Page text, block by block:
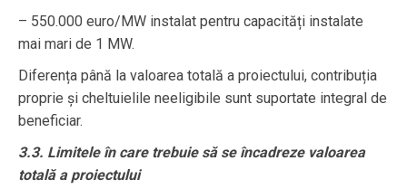
– 550.000 euro/MW instalat pentru capacități instalate
mai mari de 1 MW.
Diferența până la valoarea totală a proiectului, contribuția
proprie și cheltuielile neeligibile sunt suportate integral de
beneficiar.
3.3. Limitele în care trebuie să se încadreze valoarea
totală a proiectului